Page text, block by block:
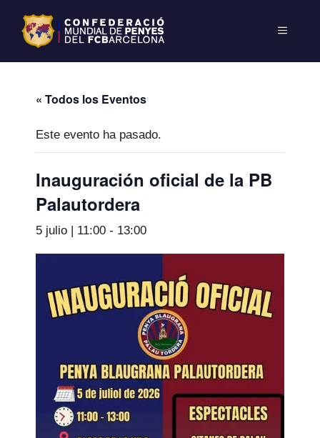
« Todos los Eventos
Este evento ha pasado.
Inauguración oficial de la PB
Palautordera
5 julio | 11:00 - 13:00